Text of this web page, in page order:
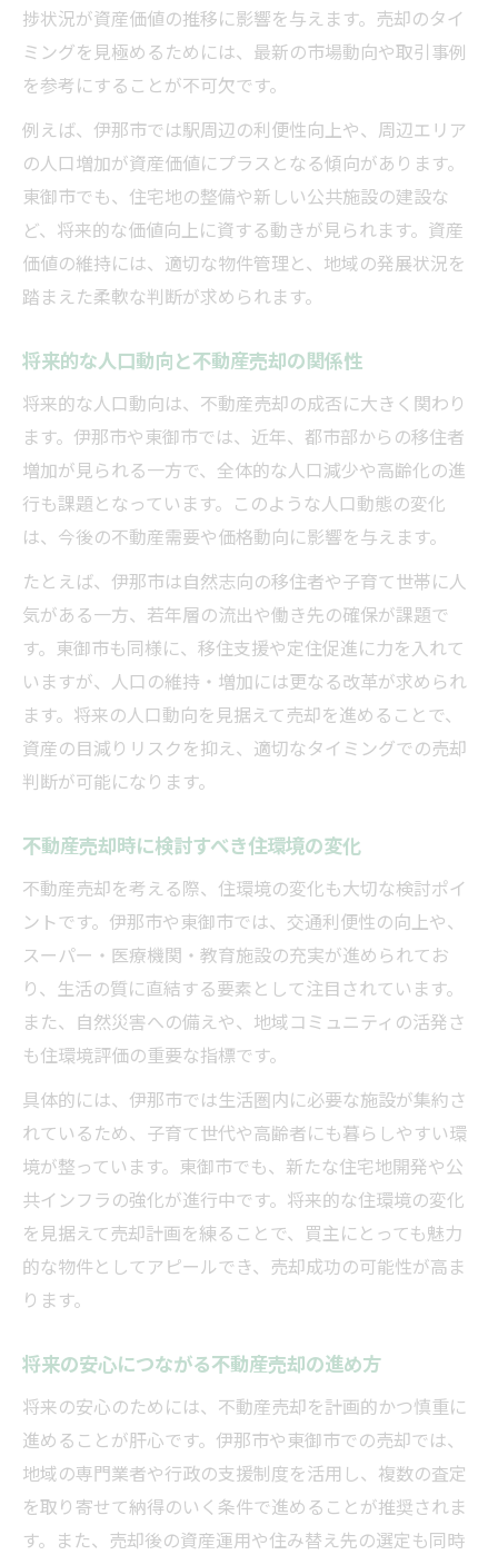
捗状況が資産価値の推移に影響を与えます。売却のタイ
ミングを見極めるためには、最新の市場動向や取引事例
を参考にすることが不可欠です。
例えば、伊那市では駅周辺の利便性向上や、周辺エリア
の人口増加が資産価値にプラスとなる傾向があります。
東御市でも、住宅地の整備や新しい公共施設の建設な
ど、将来的な価値向上に資する動きが見られます。資産
価値の維持には、適切な物件管理と、地域の発展状況を
踏まえた柔軟な判断が求められます。
将来的な人口動向と不動産売却の関係性
将来的な人口動向は、不動産売却の成否に大きく関わり
ます。伊那市や東御市では、近年、都市部からの移住者
増加が見られる一方で、全体的な人口減少や高齢化の進
行も課題となっています。このような人口動態の変化
は、今後の不動産需要や価格動向に影響を与えます。
たとえば、伊那市は自然志向の移住者や子育て世帯に人
気がある一方、若年層の流出や働き先の確保が課題で
す。東御市も同様に、移住支援や定住促進に力を入れて
いますが、人口の維持・増加には更なる改革が求められ
ます。将来の人口動向を見据えて売却を進めることで、
資産の目減りリスクを抑え、適切なタイミングでの売却
判断が可能になります。
不動産売却時に検討すべき住環境の変化
不動産売却を考える際、住環境の変化も大切な検討ポイ
ントです。伊那市や東御市では、交通利便性の向上や、
スーパー・医療機関・教育施設の充実が進められてお
り、生活の質に直結する要素として注目されています。
また、自然災害への備えや、地域コミュニティの活発さ
も住環境評価の重要な指標です。
具体的には、伊那市では生活圏内に必要な施設が集約さ
れているため、子育て世代や高齢者にも暮らしやすい環
境が整っています。東御市でも、新たな住宅地開発や公
共インフラの強化が進行中です。将来的な住環境の変化
を見据えて売却計画を練ることで、買主にとっても魅力
的な物件としてアピールでき、売却成功の可能性が高ま
ります。
将来の安心につながる不動産売却の進め方
将来の安心のためには、不動産売却を計画的かつ慎重に
進めることが肝心です。伊那市や東御市での売却では、
地域の専門業者や行政の支援制度を活用し、複数の査定
を取り寄せて納得のいく条件で進めることが推奨されま
す。また、売却後の資産運用や住み替え先の選定も同時